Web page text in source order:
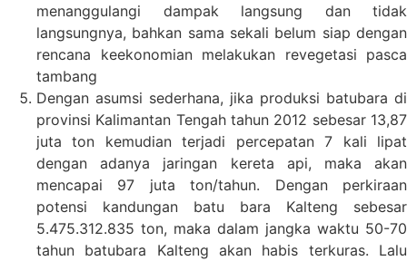
menanggulangi dampak langsung dan tidak
langsungnya, bahkan sama sekali belum siap dengan
rencana keekonomian melakukan revegetasi pasca
tambang
Dengan asumsi sederhana, jika produksi batubara di
provinsi Kalimantan Tengah tahun 2012 sebesar 13,87
juta ton kemudian terjadi percepatan 7 kali lipat
dengan adanya jaringan kereta api, maka akan
mencapai 97 juta ton/tahun. Dengan perkiraan
potensi kandungan batu bara Kalteng sebesar
5.475.312.835 ton, maka dalam jangka waktu 50-70
tahun batubara Kalteng akan habis terkuras. Lalu